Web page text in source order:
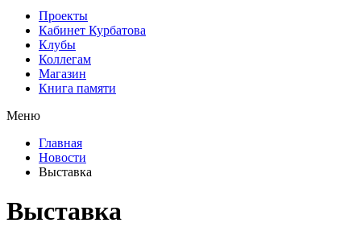
Проекты
Кабинет Курбатова
Клубы
Коллегам
Магазин
Книга памяти
Меню
Главная
Новости
Выставка
Выставка